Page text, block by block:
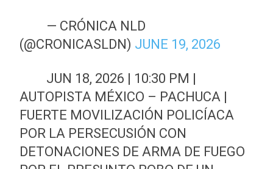
— CRÓNICA NLD
(@CRONICASLDN) JUNE 19, 2026
JUN 18, 2026 | 10:30 PM |
AUTOPISTA MÉXICO – PACHUCA |
FUERTE MOVILIZACIÓN POLICÍACA
POR LA PERSECUSIÓN CON
DETONACIONES DE ARMA DE FUEGO